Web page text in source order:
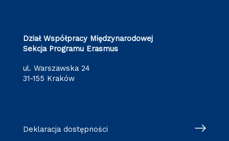
Dział Współpracy Międzynarodowej
Sekcja Programu Erasmus
ul. Warszawska 24
31-155 Kraków
Deklaracja dostępności